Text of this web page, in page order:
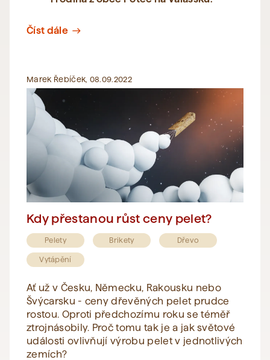
Číst dále east
Marek Řebíček, 08.09.2022
Kdy přestanou růst ceny pelet?
Pelety Brikety Dřevo
Vytápění
Ať už v Česku, Německu, Rakousku nebo
Švýcarsku - ceny dřevěných pelet prudce
rostou. Oproti předchozímu roku se téměř
ztrojnásobily. Proč tomu tak je a jak světové
události ovlivňují výrobu pelet v jednotlivých
zemích?